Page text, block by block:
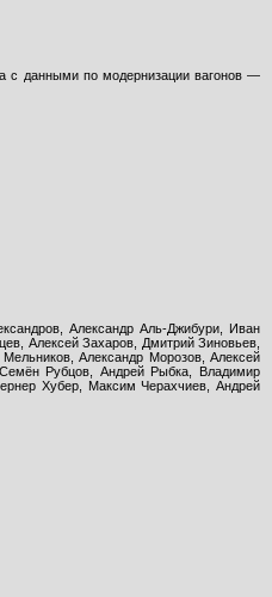
с данными по модернизации вагонов —
Александр Аль-Джибури, Иван
Алексей Захаров, Дмитрий Зиновьев,
Александр Морозов, Алексей
Рубцов, Андрей Рыбка, Владимир
Хубер, Максим Черахчиев, Андрей